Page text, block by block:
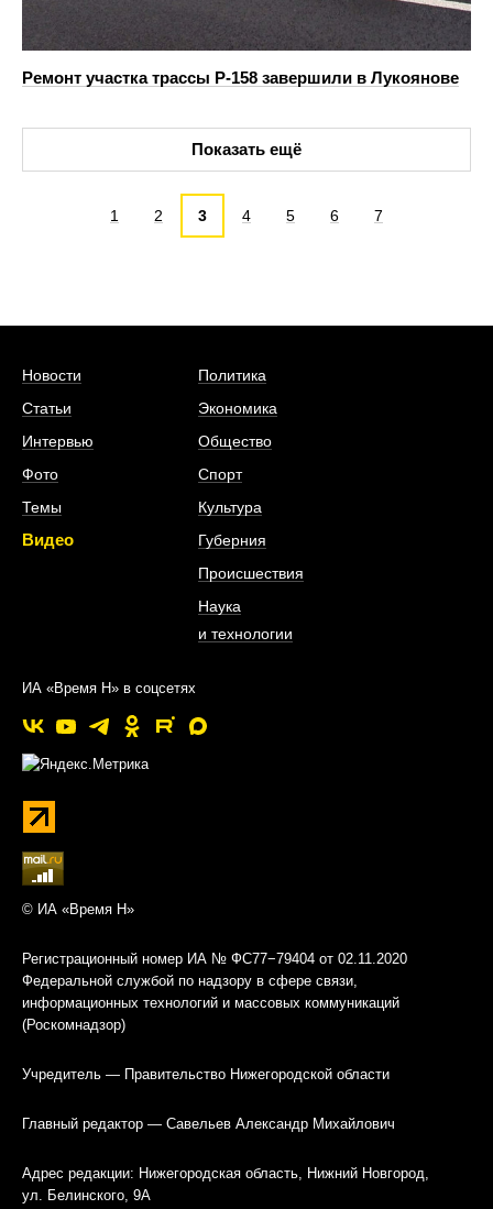
Ремонт участка трассы Р-158 завершили в Лукоянове
Показать ещё
1 2 3 4 5 6 7
Новости
Статьи
Интервью
Фото
Темы
Видео
Политика
Экономика
Общество
Спорт
Культура
Губерния
Происшествия
Наука
и технологии
ИА «Время Н» в соцсетях
© ИА «Время Н»
Регистрационный номер ИА № ФС77−79404 от 02.11.2020
Федеральной службой по надзору в сфере связи,
информационных технологий и массовых коммуникаций
(Роскомнадзор)
Учредитель — Правительство Нижегородской области
Главный редактор — Савельев Александр Михайлович
Адрес редакции: Нижегородская область, Нижний Новгород,
ул. Белинского, 9А